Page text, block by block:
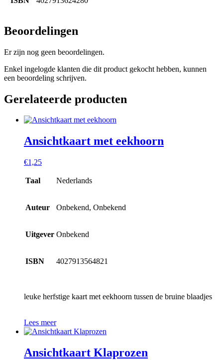
Beoordelingen
Er zijn nog geen beoordelingen.
Enkel ingelogde klanten die dit product gekocht hebben, kunnen
een beoordeling schrijven.
Gerelateerde producten
Ansichtkaart met eekhoorn
€1,25
Taal Nederlands
Auteur Onbekend, Onbekend
Uitgever Onbekend
ISBN 4027913564821
leuke herfstige kaart met eekhoorn tussen de bruine blaadjes
Lees meer
Ansichtkaart Klaprozen